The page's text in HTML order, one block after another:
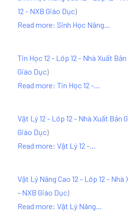
12 - NXB Giáo Dục)
Read more: Sinh Học Nâng...
Tin Học 12 - Lớp 12 - Nhà Xuất
Giáo Dục)
Read more: Tin Học 12 -...
Vật Lý 12 - Lớp 12 - Nhà Xuất Bản
Giáo Dục)
Read more: Vật Lý 12 -...
Vật Lý Nâng Cao 12 - Lớp 12 - Nhà
- NXB Giáo Dục)
Read more: Vật Lý Nâng...